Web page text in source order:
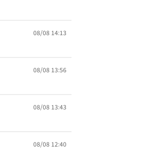
08/08 14:13
08/08 13:56
08/08 13:43
08/08 12:40